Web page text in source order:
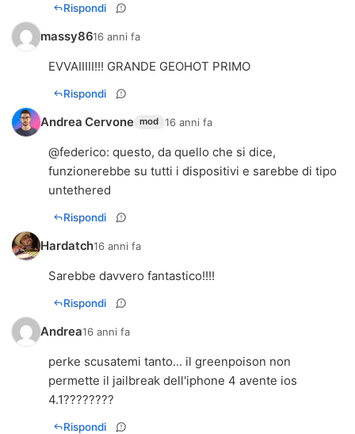
Rispondi
massy8616 anni fa
EVVAIIIII!!! GRANDE GEOHOT PRIMO
Rispondi
Andrea Cervone mod 16 anni fa
@federico: questo, da quello che si dice,
funzionerebbe su tutti i dispositivi e sarebbe di tipo
untethered
Rispondi
Hardatch16 anni fa
Sarebbe davvero fantastico!!!!
Rispondi
Andrea16 anni fa
perke scusatemi tanto... il greenpoison non
permette il jailbreak dell'iphone 4 avente ios
4.1????????
Rispondi